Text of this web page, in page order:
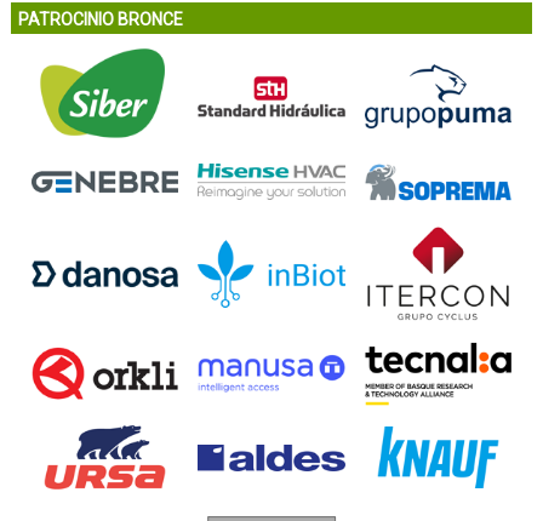
PATROCINIO BRONCE